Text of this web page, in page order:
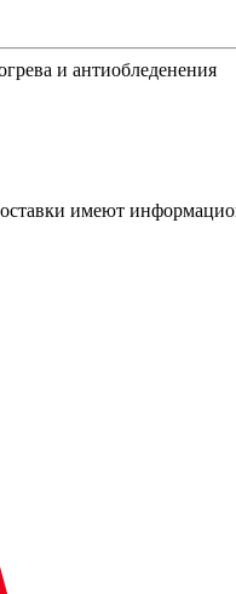
и антиобледенения
имеют